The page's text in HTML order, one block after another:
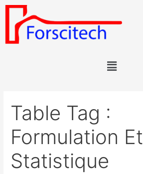
Table Tag :
Formulation Et
Statistique